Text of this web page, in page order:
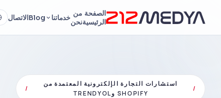
الصفحة
الرئيسية
من
نحنخدماتنا Blogالاتصال
/
استشارات التجارة الإلكترونية المعتمدة من
SHOPIFY وTRENDYOL
/